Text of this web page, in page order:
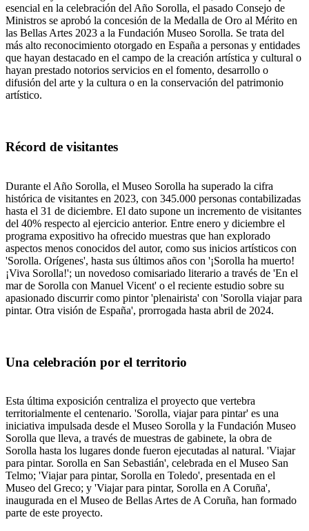
esencial en la celebración del Año Sorolla, el pasado Consejo de
Ministros se aprobó la concesión de la Medalla de Oro al Mérito en
las Bellas Artes 2023 a la Fundación Museo Sorolla. Se trata del
más alto reconocimiento otorgado en España a personas y entidades
que hayan destacado en el campo de la creación artística y cultural o
hayan prestado notorios servicios en el fomento, desarrollo o
difusión del arte y la cultura o en la conservación del patrimonio
artístico.
Récord de visitantes
Durante el Año Sorolla, el Museo Sorolla ha superado la cifra
histórica de visitantes en 2023, con 345.000 personas contabilizadas
hasta el 31 de diciembre. El dato supone un incremento de visitantes
del 40% respecto al ejercicio anterior. Entre enero y diciembre el
programa expositivo ha ofrecido muestras que han explorado
aspectos menos conocidos del autor, como sus inicios artísticos con
'Sorolla. Orígenes', hasta sus últimos años con '¡Sorolla ha muerto!
¡Viva Sorolla!'; un novedoso comisariado literario a través de 'En el
mar de Sorolla con Manuel Vicent' o el reciente estudio sobre su
apasionado discurrir como pintor 'plenairista' con 'Sorolla viajar para
pintar. Otra visión de España', prorrogada hasta abril de 2024.
Una celebración por el territorio
Esta última exposición centraliza el proyecto que vertebra
territorialmente el centenario. 'Sorolla, viajar para pintar' es una
iniciativa impulsada desde el Museo Sorolla y la Fundación Museo
Sorolla que lleva, a través de muestras de gabinete, la obra de
Sorolla hasta los lugares donde fueron ejecutadas al natural. 'Viajar
para pintar. Sorolla en San Sebastián', celebrada en el Museo San
Telmo; 'Viajar para pintar, Sorolla en Toledo', presentada en el
Museo del Greco; y 'Viajar para pintar, Sorolla en A Coruña',
inaugurada en el Museo de Bellas Artes de A Coruña, han formado
parte de este proyecto.